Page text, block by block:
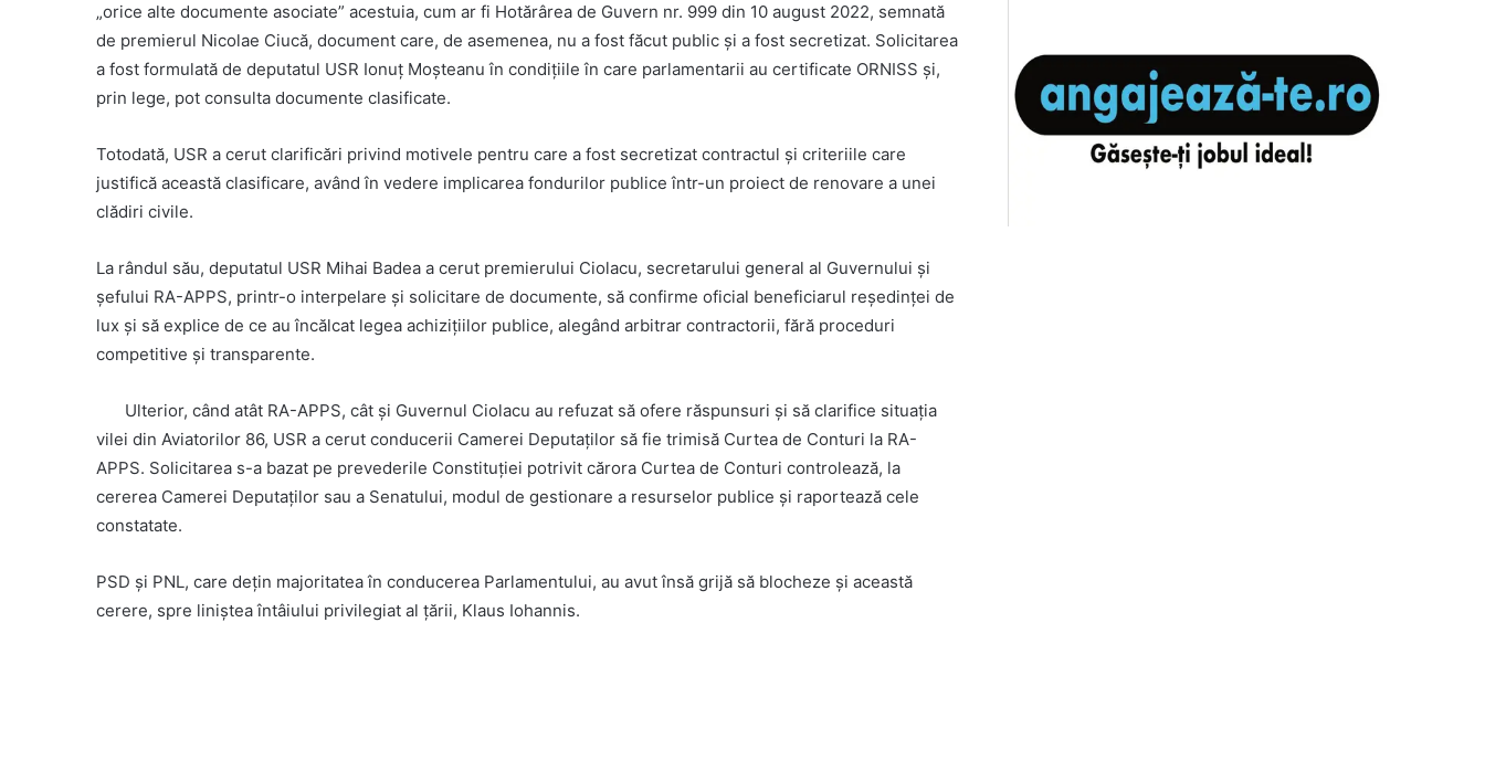
„orice alte documente asociate” acestuia, cum ar fi Hotărârea de Guvern nr. 999 din 10 august 2022, semnată
de premierul Nicolae Ciucă, document care, de asemenea, nu a fost făcut public și a fost secretizat. Solicitarea
a fost formulată de deputatul USR Ionuț Moșteanu în condițiile în care parlamentarii au certificate ORNISS și,
prin lege, pot consulta documente clasificate.
Totodată, USR a cerut clarificări privind motivele pentru care a fost secretizat contractul și criteriile care
justifică această clasificare, având în vedere implicarea fondurilor publice într-un proiect de renovare a unei
clădiri civile.
La rândul său, deputatul USR Mihai Badea a cerut premierului Ciolacu, secretarului general al Guvernului și
șefului RA-APPS, printr-o interpelare și solicitare de documente, să confirme oficial beneficiarul reședinței de
lux și să explice de ce au încălcat legea achizițiilor publice, alegând arbitrar contractorii, fără proceduri
competitive și transparente.
Ulterior, când atât RA-APPS, cât și Guvernul Ciolacu au refuzat să ofere răspunsuri și să clarifice situația
vilei din Aviatorilor 86, USR a cerut conducerii Camerei Deputaților să fie trimisă Curtea de Conturi la RA-
APPS. Solicitarea s-a bazat pe prevederile Constituției potrivit cărora Curtea de Conturi controlează, la
cererea Camerei Deputaților sau a Senatului, modul de gestionare a resurselor publice și raportează cele
constatate.
PSD și PNL, care dețin majoritatea în conducerea Parlamentului, au avut însă grijă să blocheze și această
cerere, spre liniștea întâiului privilegiat al țării, Klaus Iohannis.